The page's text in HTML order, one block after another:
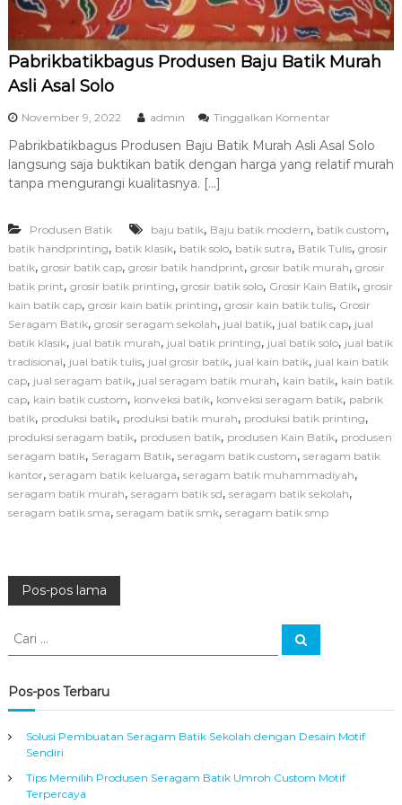
Pabrikbatikbagus Produsen Baju Batik Murah
Asli Asal Solo
November 9, 2022 admin Tinggalkan Komentarp
d
a
r
i
a
t
i
k
b
a
u
s
P
r
o
d
M
h
Pabrikbatikbagus Produsen Baju Batik Murah Asli Asal Solo
langsung saja buktikan batik dengan harga yang relatif murah
tanpa mengurangi kualitasnya. […]
Produsen Batik baju batik, Baju batik modern, batik custom,
batik handprinting, batik klasik, batik solo, batik sutra, Batik Tulis, grosir
batik, grosir batik cap, grosir batik handprint, grosir batik murah, grosir
batik print, grosir batik printing, grosir batik solo, Grosir Kain Batik, grosir
kain batik cap, grosir kain batik printing, grosir kain batik tulis, Grosir
Seragam Batik, grosir seragam sekolah, jual batik, jual batik cap, jual
batik klasik, jual batik murah, jual batik printing, jual batik solo, jual batik
tradisional, jual batik tulis, jual grosir batik, jual kain batik, jual kain batik
cap, jual seragam batik, jual seragam batik murah, kain batik, kain batik
cap, kain batik custom, konveksi batik, konveksi seragam batik, pabrik
batik, produksi batik, produksi batik murah, produksi batik printing,
produksi seragam batik, produsen batik, produsen Kain Batik, produsen
seragam batik, Seragam Batik, seragam batik custom, seragam batik
kantor, seragam batik keluarga, seragam batik muhammadiyah,
seragam batik murah, seragam batik sd, seragam batik sekolah,
seragam batik sma, seragam batik smk, seragam batik smp
N
a
i
Pos-pos lama
C
:
C
a
Pos-pos Terbaru
Solusi Pembuatan Seragam Batik Sekolah dengan Desain Motif
Sendiri
Tips Memilih Produsen Seragam Batik Umroh Custom Motif
Terpercaya